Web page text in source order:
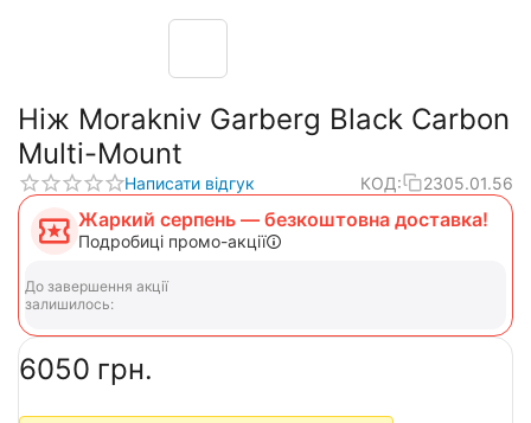
Ніж Morakniv Garberg Black Carbon
Multi-Mount
Написати відгук КОД: 2305.01.56
Жаркий серпень — безкоштовна доставка!
Подробиці промо-акції
До завершення акції
залишилось:
‍6050‍ грн.